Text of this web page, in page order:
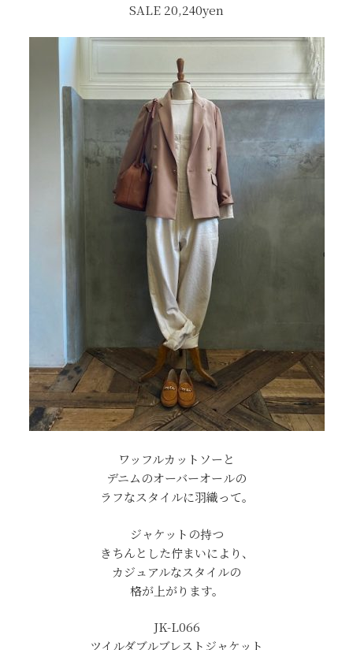
SALE 20,240yen
ワッフルカットソーと
デニムのオーバーオールの
ラフなスタイルに羽織って。
ジャケットの持つ
きちんとした佇まいにより、
カジュアルなスタイルの
格が上がります。
JK-L066
ツイルダブルブレストジャケット